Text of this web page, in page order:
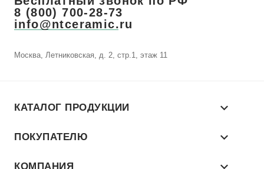
8 (800) 700-28-73
info@ntceramic.ru
Москва, Летниковская, д. 2, стр.1, этаж 11
КАТАЛОГ ПРОДУКЦИИ
ПОКУПАТЕЛЮ
КОМПАНИЯ